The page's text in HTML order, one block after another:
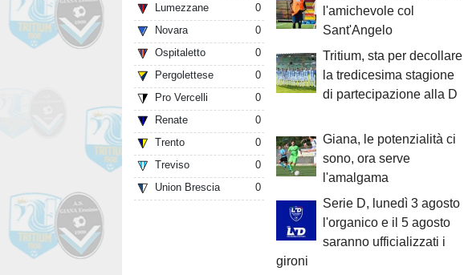
Lumezzane
0
Novara
0
Ospitaletto
0
Pergolettese
0
Pro Vercelli
0
Renate
0
Trento
0
Treviso
0
Union Brescia
0
l'amichevole col
Sant'Angelo
Tritium, sta per decollare
la tredicesima stagione
di partecipazione alla D
Giana, le potenzialità ci
sono, ora serve
l'amalgama
Serie D, lunedì 3 agosto
l'organico e il 5 agosto
saranno ufficializzati i
gironi